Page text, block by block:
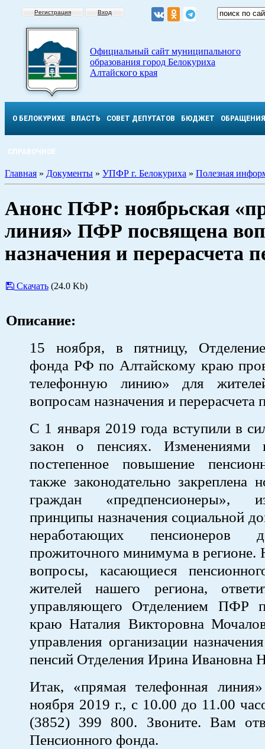
Регистрация Вход
Официальный сайт муниципального
образования город Белокуриха
Алтайского края
О БЕЛОКУРИХЕ ВЛАСТЬ СОВЕТ ДЕПУТАТОВ БЮДЖЕТ ОБРАЩЕНИЯ
СПРАВОЧНОЕ
Главная » Документы » УПФР г. Белокуриха » Полезная
Анонс ПФР: ноябрьская
линия» ПФР посвящена
назначения и перерасчета
Скачать (24.0 Kb)
Описание:
15 ноября, в пятницу,
фонда РФ по Алтайскому краю
телефонную линию» для
вопросам назначения и перерасчета
С 1 января 2019 года вступили в
закон о пенсиях. Изменениями
постепенное повышение
также законодательно закреплена
граждан «предпенсионеры»,
принципы назначения социальной
неработающих пенсионеров
прожиточного минимума в регионе.
вопросы, касающиеся
жителей нашего региона,
управляющего Отделением ПФР
краю Наталия Викторовна
управления организации
пенсий Отделения Ирина Ивановна
Итак, «прямая телефонная
ноября 2019 г., с 10.00 до 11.00
(3852) 399 800. Звоните. Вам
Пенсионного фонда.